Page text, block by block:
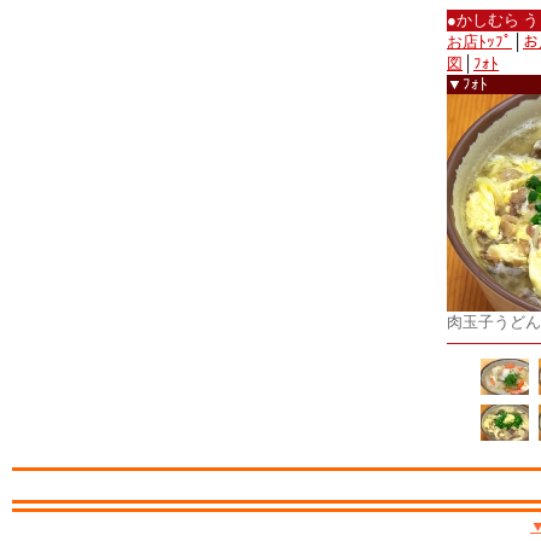
●かしむら
お店ﾄｯﾌﾟ
図
ﾌｫﾄ
▼ﾌｫﾄ
肉玉子うどん